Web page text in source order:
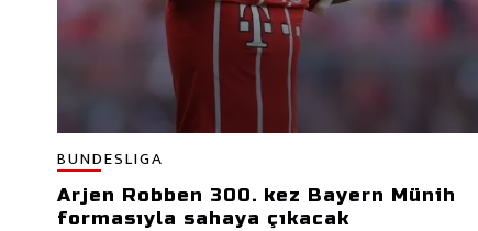
BUNDESLIGA
Arjen Robben 300. kez Bayern Münih
formasıyla sahaya çıkacak